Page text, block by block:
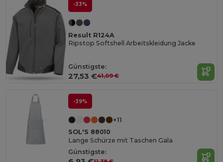
-33%
Result R124A
Ripstop Softshell Arbeitskleidung Jacke
Günstigste:
27,53 €41,09 €
-39%
+11
SOL'S 88010
Lange Schürze mit Taschen Gala
Günstigste: